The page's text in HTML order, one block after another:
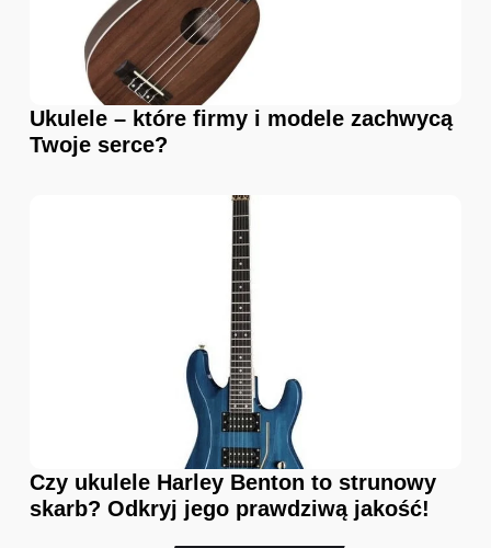
Ukulele – które firmy i modele zachwycą
Twoje serce?
Czy ukulele Harley Benton to strunowy
skarb? Odkryj jego prawdziwą jakość!